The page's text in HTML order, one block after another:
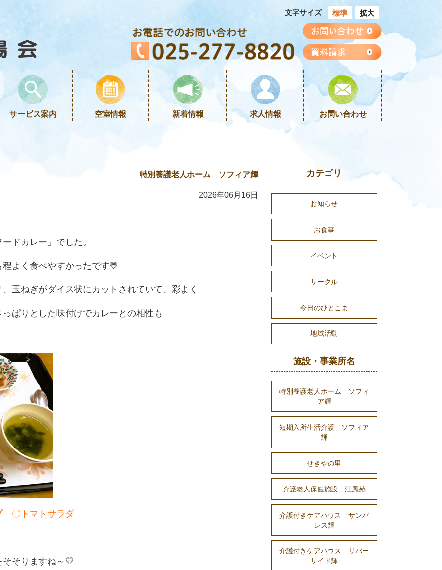
文字サイズ 標準 拡大
サービス案内 空室情報 新着情報 求人情報 お問い合わせ
特別養護老人ホーム ソフィア輝
2026年06月16日
ドカレー」でした。
よく食べやすかったです💛
玉ねぎがダイス状にカットされていて、彩よく
ぱりとした味付けでカレーとの相性も
〇トマトサラダ
そりますね～💛
カテゴリ
お知らせ
お食事
イベント
サークル
今日のひとこま
地域活動
施設・事業所名
特別養護老人ホーム ソフィ
ア輝
短期入所生活介護 ソフィア
輝
せきやの里
介護老人保健施設 江風苑
介護付きケアハウス サンパ
レス輝
介護付きケアハウス リバー
サイド輝